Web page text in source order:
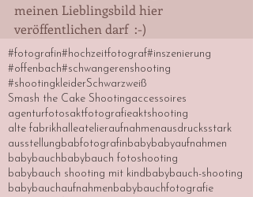
meinen Lieblingsbild hier
veröffentlichen darf  :-)
#fotografin#hochzeitfotograf#inszenierung
#offenbach#schwangerenshooting
#shootingkleiderSchwarzweiß
Smash the Cake Shootingaccessoires
agenturfotosaktfotografieaktshooting
alte fabrikhalleatelieraufnahmenausdrucksstark
ausstellungbabfotografinbabybabyaufnahmen
babybauchbabybauch fotoshooting
babybauch shooting mit kindbabybauch-shooting
babybauchaufnahmenbabybauchfotografie